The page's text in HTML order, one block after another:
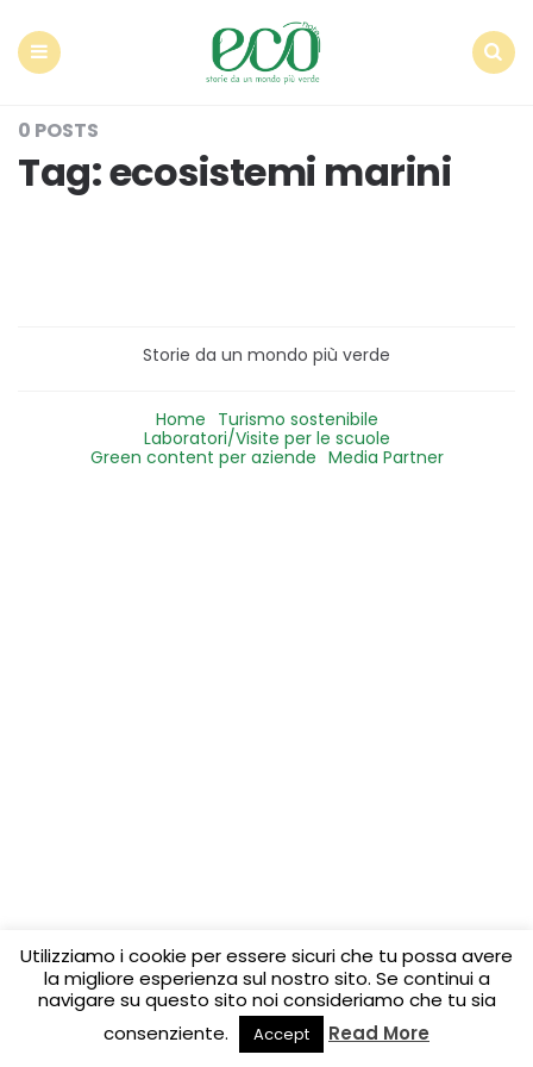
0 POSTS
Tag:ecosistemi marini
Storie da un mondo più verde
Home Turismo sostenibile
Laboratori/Visite per le scuole
Green content per aziende Media Partner
Utilizziamo i cookie per essere sicuri che tu possa avere
la migliore esperienza sul nostro sito. Se continui a
navigare su questo sito noi consideriamo che tu sia
consenziente.
Accept Read More